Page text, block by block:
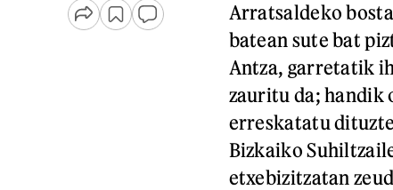
Arratsaldeko
batean sute bat
Antza, garretatik
zauritu da; handik
erreskatatu
Bizkaiko
etxebizitzatan